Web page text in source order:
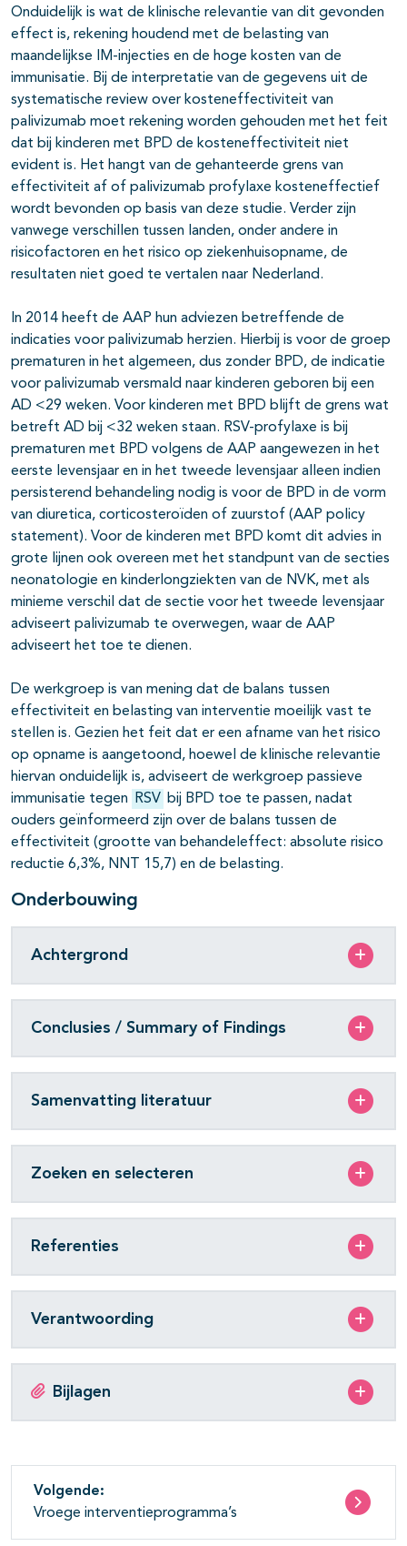
Onduidelijk is wat de klinische relevantie van dit gevonden
effect is, rekening houdend met de belasting van
maandelijkse IM-injecties en de hoge kosten van de
immunisatie. Bij de interpretatie van de gegevens uit de
systematische review over kosteneffectiviteit van
palivizumab moet rekening worden gehouden met het feit
dat bij kinderen met BPD de kosteneffectiviteit niet
evident is. Het hangt van de gehanteerde grens van
effectiviteit af of palivizumab profylaxe kosteneffectief
wordt bevonden op basis van deze studie. Verder zijn
vanwege verschillen tussen landen, onder andere in
risicofactoren en het risico op ziekenhuisopname, de
resultaten niet goed te vertalen naar Nederland.
In 2014 heeft de AAP hun adviezen betreffende de
indicaties voor palivizumab herzien. Hierbij is voor de groep
prematuren in het algemeen, dus zonder BPD, de indicatie
voor palivizumab versmald naar kinderen geboren bij een
AD <29 weken. Voor kinderen met BPD blijft de grens wat
betreft AD bij <32 weken staan. RSV-profylaxe is bij
prematuren met BPD volgens de AAP aangewezen in het
eerste levensjaar en in het tweede levensjaar alleen indien
persisterend behandeling nodig is voor de BPD in de vorm
van diuretica, corticosteroïden of zuurstof (AAP policy
statement). Voor de kinderen met BPD komt dit advies in
grote lijnen ook overeen met het standpunt van de secties
neonatologie en kinderlongziekten van de NVK, met als
minieme verschil dat de sectie voor het tweede levensjaar
adviseert palivizumab te overwegen, waar de AAP
adviseert het toe te dienen.
De werkgroep is van mening dat de balans tussen
effectiviteit en belasting van interventie moeilijk vast te
stellen is. Gezien het feit dat er een afname van het risico
op opname is aangetoond, hoewel de klinische relevantie
hiervan onduidelijk is, adviseert de werkgroep passieve
immunisatie tegen
RSV
bij BPD toe te passen, nadat
ouders geïnformeerd zijn over de balans tussen de
effectiviteit (grootte van behandeleffect: absolute risico
reductie 6,3%, NNT 15,7) en de belasting.
Onderbouwing
Achtergrond
Conclusies / Summary of Findings
Samenvatting literatuur
Zoeken en selecteren
Referenties
Verantwoording
Bijlagen
Volgende:
Vroege interventieprogramma’s